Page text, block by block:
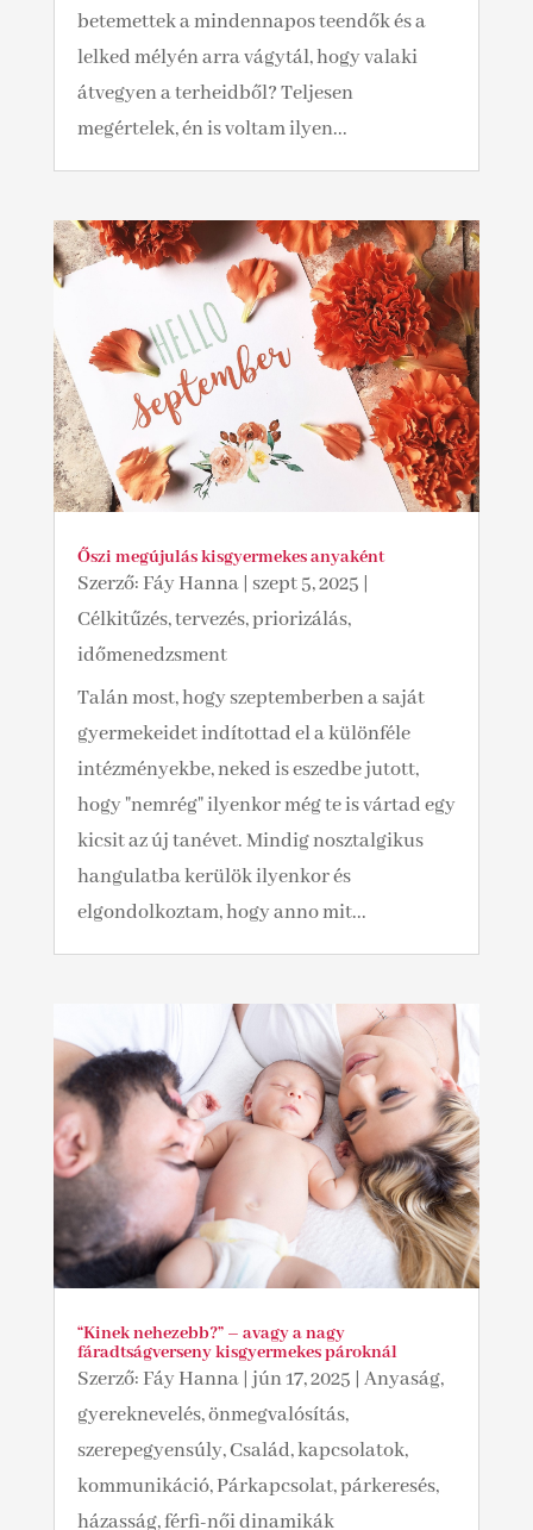
betemettek a mindennapos teendők és a
lelked mélyén arra vágytál, hogy valaki
átvegyen a terheidből? Teljesen
megértelek, én is voltam ilyen...
Őszi megújulás kisgyermekes anyaként
Szerző:Fáy Hanna| szept 5, 2025
Célkitűzés, tervezés, priorizálás,
időmenedzsment
Talán most, hogy szeptemberben a saját
gyermekeidet indítottad el a különféle
intézményekbe, neked is eszedbe jutott,
hogy "nemrég" ilyenkor még te is vártad egy
kicsit az új tanévet. Mindig nosztalgikus
hangulatba kerülök ilyenkor és
elgondolkoztam, hogy anno mit...
“Kinek nehezebb?” – avagy a nagy
fáradtságverseny kisgyermekes pároknál
Szerző:Fáy Hanna|jún 17, 2025 Anyaság,
gyereknevelés, önmegvalósítás,
szerepegyensúly,Család, kapcsolatok,
kommunikáció,Párkapcsolat, párkeresés,
házasság, férfi-női dinamikák